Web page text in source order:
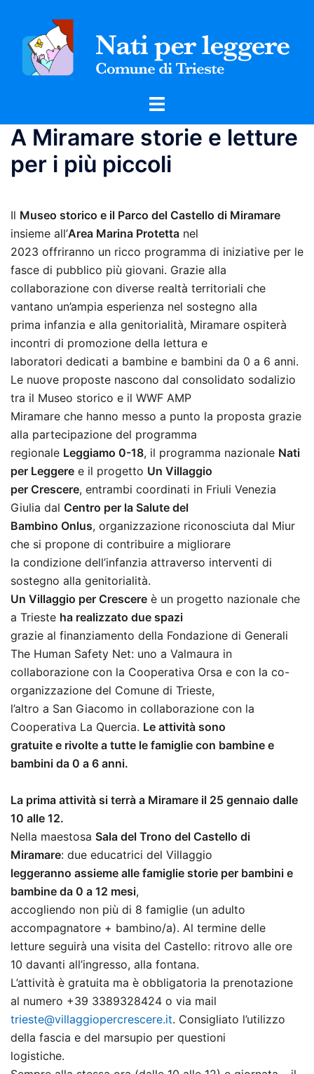
contenuto
Mostra/Nascondi
A Miramare storie e letture
per i più piccoli
Il Museo storico e il Parco del Castello di Miramare
insieme all’Area Marina Protetta nel
2023 offriranno un ricco programma di iniziative per le
fasce di pubblico più giovani. Grazie alla
collaborazione con diverse realtà territoriali che
vantano un’ampia esperienza nel sostegno alla
prima infanzia e alla genitorialità, Miramare ospiterà
incontri di promozione della lettura e
laboratori dedicati a bambine e bambini da 0 a 6 anni.
Le nuove proposte nascono dal consolidato sodalizio
tra il Museo storico e il WWF AMP
Miramare che hanno messo a punto la proposta grazie
alla partecipazione del programma
regionale Leggiamo 0-18, il programma nazionale Nati
per Leggere e il progetto Un Villaggio
per Crescere, entrambi coordinati in Friuli Venezia
Giulia dal Centro per la Salute del
Bambino Onlus, organizzazione riconosciuta dal Miur
che si propone di contribuire a migliorare
la condizione dell’infanzia attraverso interventi di
sostegno alla genitorialità.
Un Villaggio per Crescere è un progetto nazionale che
a Trieste ha realizzato due spazi
grazie al finanziamento della Fondazione di Generali
The Human Safety Net: uno a Valmaura in
collaborazione con la Cooperativa Orsa e con la co-
organizzazione del Comune di Trieste,
l’altro a San Giacomo in collaborazione con la
Cooperativa La Quercia. Le attività sono
gratuite e rivolte a tutte le famiglie con bambine e
bambini da 0 a 6 anni.
La prima attività si terrà a Miramare il 25 gennaio dalle
10 alle 12.
Nella maestosa Sala del Trono del Castello di
Miramare: due educatrici del Villaggio
leggeranno assieme alle famiglie storie per bambini e
bambine da 0 a 12 mesi,
accogliendo non più di 8 famiglie (un adulto
accompagnatore + bambino/a). Al termine delle
letture seguirà una visita del Castello: ritrovo alle ore
10 davanti all’ingresso, alla fontana.
L’attività è gratuita ma è obbligatoria la prenotazione
al numero +39 3389328424 o via mail
trieste@villaggiopercrescere.it. Consigliato l’utilizzo
della fascia e del marsupio per questioni
logistiche.